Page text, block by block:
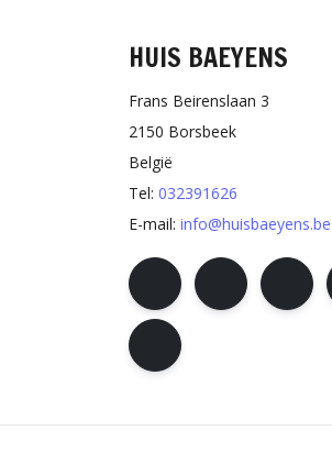
HUIS BAEYENS
Frans Beirenslaan 3
2150 Borsbeek
België
Tel: 032391626
E-mail: info@huisbaeyens.be